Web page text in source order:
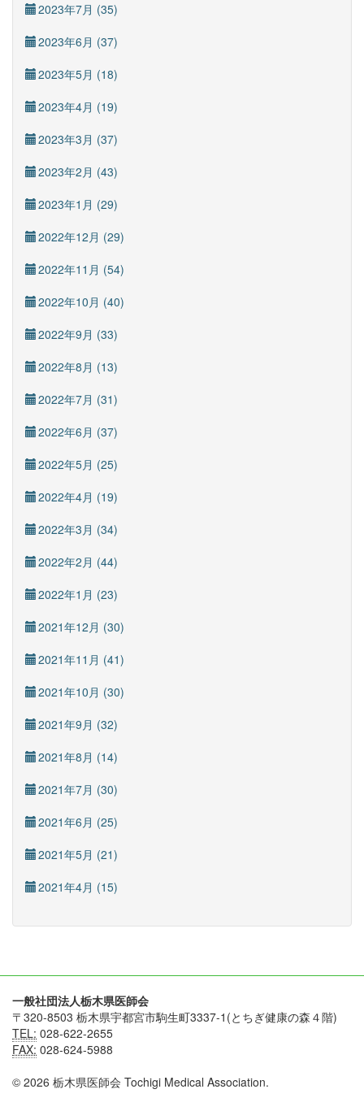
2023年7月 (35)
2023年6月 (37)
2023年5月 (18)
2023年4月 (19)
2023年3月 (37)
2023年2月 (43)
2023年1月 (29)
2022年12月 (29)
2022年11月 (54)
2022年10月 (40)
2022年9月 (33)
2022年8月 (13)
2022年7月 (31)
2022年6月 (37)
2022年5月 (25)
2022年4月 (19)
2022年3月 (34)
2022年2月 (44)
2022年1月 (23)
2021年12月 (30)
2021年11月 (41)
2021年10月 (30)
2021年9月 (32)
2021年8月 (14)
2021年7月 (30)
2021年6月 (25)
2021年5月 (21)
2021年4月 (15)
一般社団法人栃木県医師会
〒320-8503 栃木県宇都宮市駒生町3337-1(とちぎ健康の森４階)
TEL: 028-622-2655
FAX: 028-624-5988
© 2026 栃木県医師会 Tochigi Medical Association.